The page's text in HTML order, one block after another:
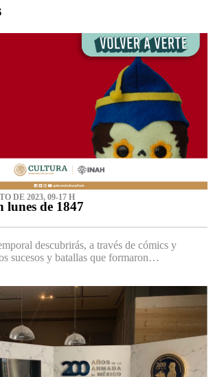
DE 2023, 09-17 H
lunes de 1847
descubrirás, a través de cómics y
sucesos y batallas que formaron…